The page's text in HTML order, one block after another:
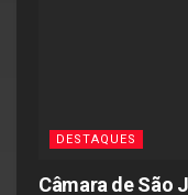
DESTAQUES
Câmara de São